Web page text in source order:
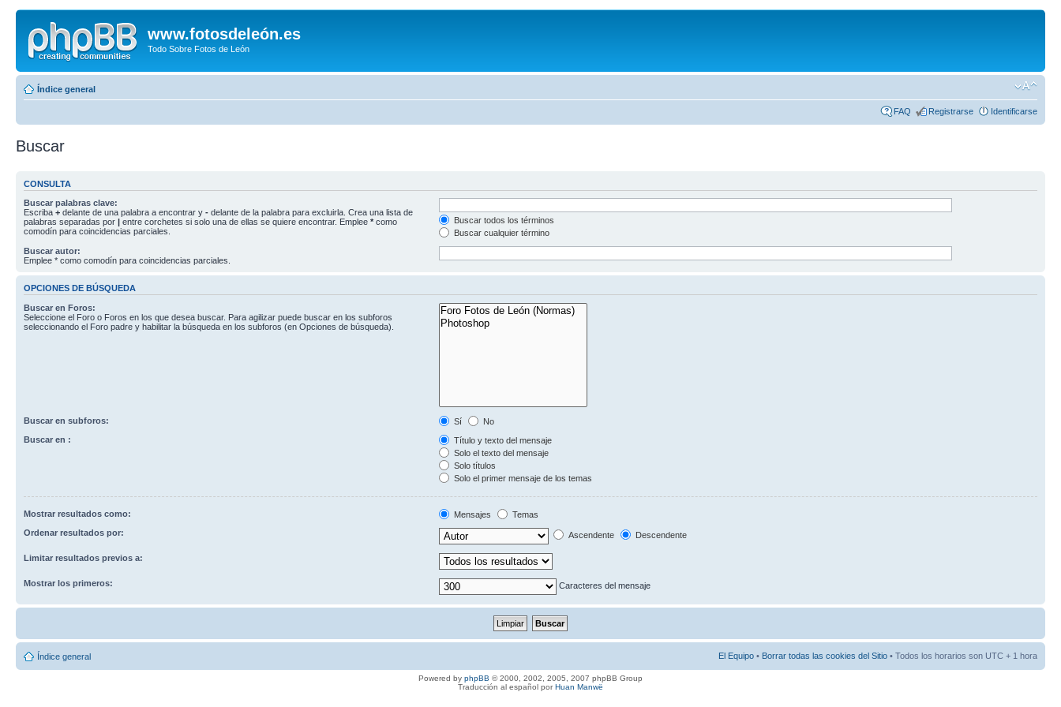
www.fotosdeleón.es
Todo Sobre Fotos de León
Índice general
FAQ Registrarse Identificarse
Buscar
CONSULTA
Buscar palabras clave:
Escriba + delante de una palabra a encontrar y - delante de la palabra para excluirla. Crea una lista de
palabras separadas por | entre corchetes si solo una de ellas se quiere encontrar. Emplee * como
comodín para coincidencias parciales.
Buscar todos los términos
Buscar cualquier término
Buscar autor:
Emplee * como comodín para coincidencias parciales.
OPCIONES DE BÚSQUEDA
Buscar en Foros:
Seleccione el Foro o Foros en los que desea buscar. Para agilizar puede buscar en los subforos
seleccionando el Foro padre y habilitar la búsqueda en los subforos (en Opciones de búsqueda).
Buscar en subforos: Sí
No
Buscar en :
Título y texto del mensaje
Solo el texto del mensaje
Solo títulos
Solo el primer mensaje de los temas
Mostrar resultados como: Mensajes
Temas
Ordenar resultados por:
Ascendente Descendente
Limitar resultados previos a:
Mostrar los primeros: Caracteres del mensaje
Índice general El Equipo • Borrar todas las cookies del Sitio • Todos los horarios son UTC + 1 hora
Powered by phpBB © 2000, 2002, 2005, 2007 phpBB Group
Traducción al español porHuan Manwë